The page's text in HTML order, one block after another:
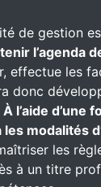
de gestion
tenir l’agenda
effectue les
donc
À l’aide
modalités
les
à un titre